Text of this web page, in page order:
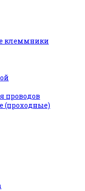
клеммники
проводов
(проходные)